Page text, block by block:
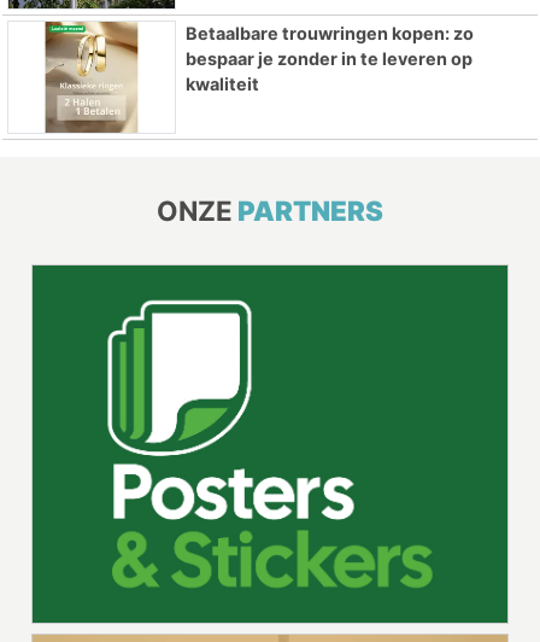
Betaalbare trouwringen kopen: zo
bespaar je zonder in te leveren op
kwaliteit
ONZE PARTNERS